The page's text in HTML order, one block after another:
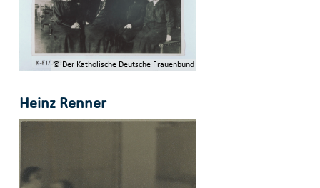
© Der Katholische Deutsche Frauenbund
Heinz Renner